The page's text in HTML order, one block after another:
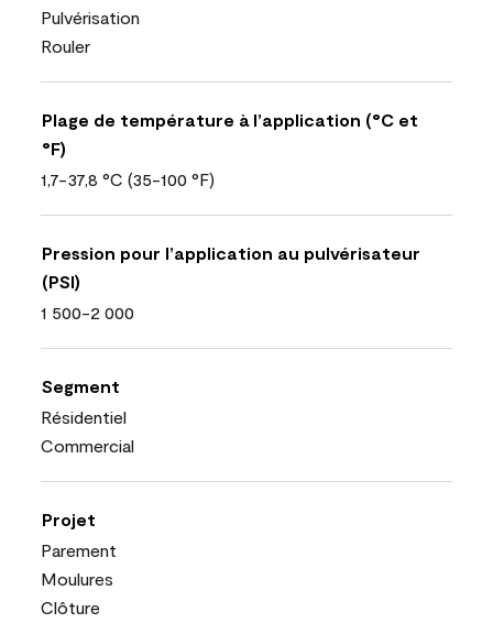
Pulvérisation
Rouler
Plage de température à l’application (°C et
°F)
1,7-37,8 °C (35-100 °F)
Pression pour l’application au pulvérisateur
(PSI)
1 500-2 000
Segment
Résidentiel
Commercial
Projet
Parement
Moulures
Clôture